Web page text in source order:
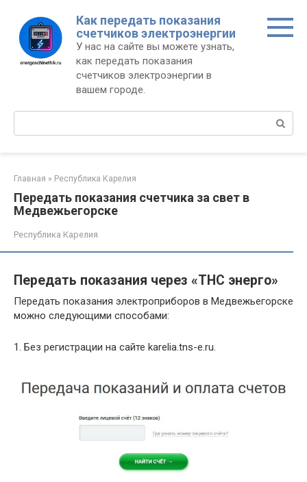
контенту
Как передать показания
счетчиков электроэнергии
У нас на сайте вы можете узнать,
как передать показания
счетчиков электроэнергии в
вашем городе.
Поиск:
Главная » Республика Карелия
Передать показания счетчика за свет в
Медвежьегорске
Республика Карелия
Передать показания через «ТНС энерго»
Передать показания электроприборов в Медвежьегорске
можно следующими способами:
1. Без регистрации на сайте karelia.tns-e.ru.